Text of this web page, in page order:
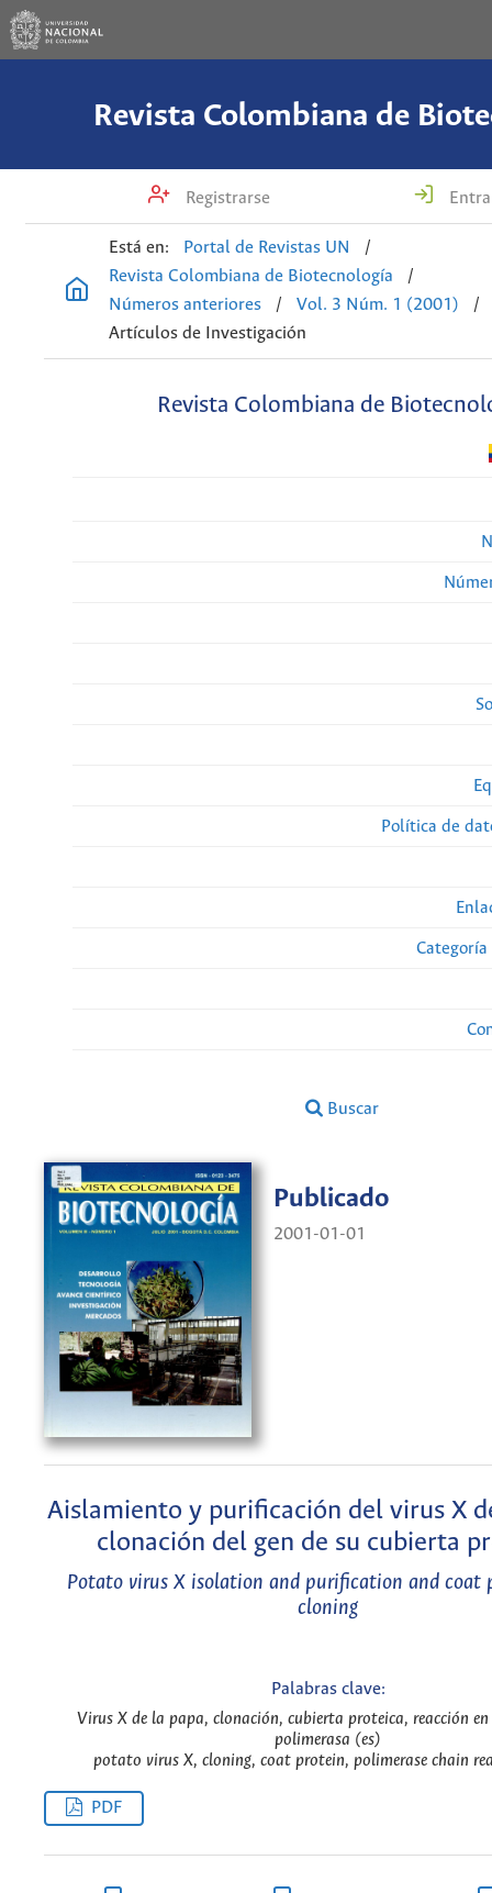
Revista Colombiana de
Registrarse
Está en: Portal de Revistas UN
/
Revista Colombiana de Biotecnología
/
Números anteriores
/ Vol. 3 Núm. 1 (2001)
/
Artículos de Investigación
Revista Colombiana de
Política de
Buscar
Publicado
2001-01-01
Aislamiento y purificación del virus X
clonación del gen de su cubierta
Potato virus X isolation and purification and coat
cloning
Palabras clave:
Virus X de la papa, clonación, cubierta proteica, reacción en
polimerasa (es)
potato virus X, cloning, coat protein, polimerase chain
PDF